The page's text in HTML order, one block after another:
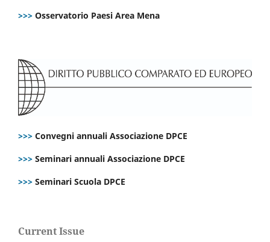
>>> Osservatorio Paesi Area Mena
>>> Convegni annuali Associazione DPCE
>>> Seminari annuali Associazione DPCE
>>> Seminari Scuola DPCE
Current Issue